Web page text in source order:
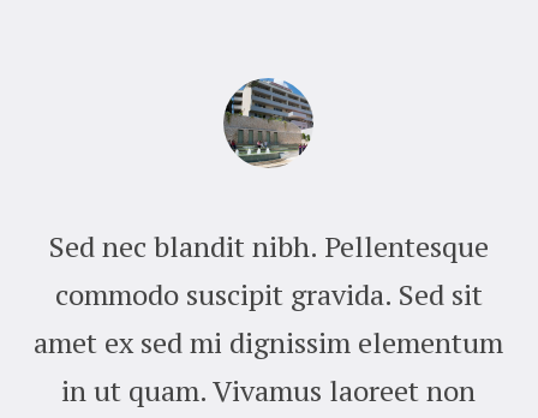
Sed nec blandit nibh. Pellentesque
commodo suscipit gravida. Sed sit
amet ex sed mi dignissim elementum
in ut quam. Vivamus laoreet non